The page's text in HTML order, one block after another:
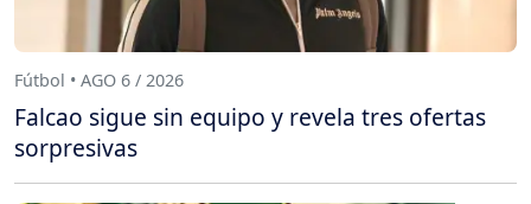
Fútbol • AGO 6 / 2026
Falcao sigue sin equipo y revela tres ofertas
sorpresivas